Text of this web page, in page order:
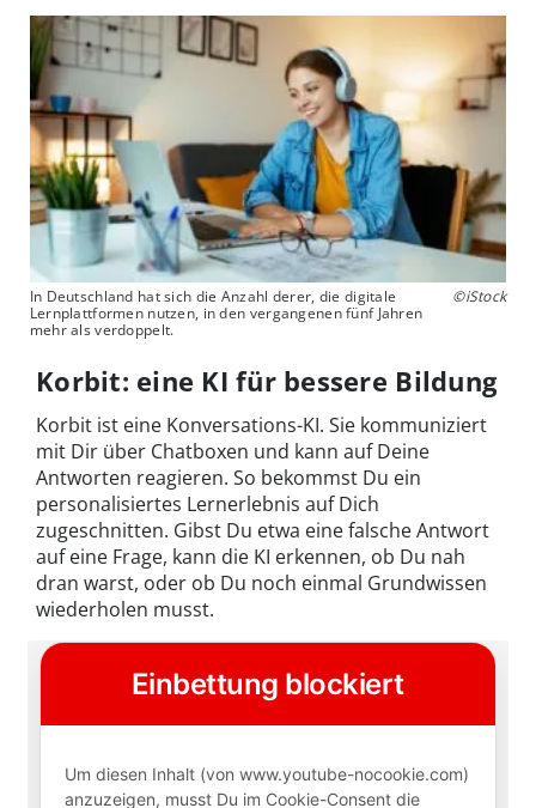
In Deutschland hat sich die Anzahl derer, die digitale
Lernplattformen nutzen, in den vergangenen fünf Jahren
mehr als verdoppelt.
©iStock
Korbit: eine KI für bessere Bildung
Korbit ist eine Konversations-KI. Sie kommuniziert
mit Dir über Chatboxen und kann auf Deine
Antworten reagieren. So bekommst Du ein
personalisiertes Lernerlebnis auf Dich
zugeschnitten. Gibst Du etwa eine falsche Antwort
auf eine Frage, kann die KI erkennen, ob Du nah
dran warst, oder ob Du noch einmal Grundwissen
wiederholen musst.